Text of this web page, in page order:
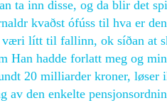
ta inn disse, og da blir det
kvaðst ófúss til hva er
væri lítt til fallinn, ok síðan
Han hadde forlatt meg og
20 milliarder kroner, løser
den enkelte